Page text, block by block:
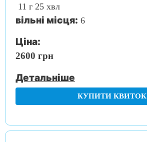
11 г 25 хвл
вільні місця: 6
Ціна:
2600 грн
Детальніше
КУПИТИ КВИТОК